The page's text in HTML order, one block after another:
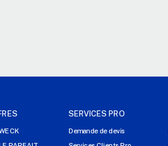
SERVICES PRO
Demande de devis